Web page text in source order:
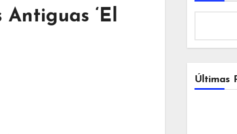
Antiguas ‘El
Últimas